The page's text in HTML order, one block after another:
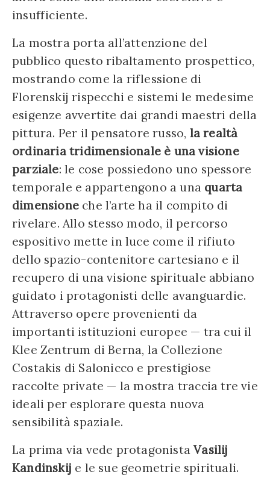
insufficiente.
La mostra porta all’attenzione del
pubblico questo ribaltamento prospettico,
mostrando come la riflessione di
Florenskij rispecchi e sistemi le medesime
esigenze avvertite dai grandi maestri della
pittura. Per il pensatore russo, la realtà
ordinaria tridimensionale è una visione
parziale: le cose possiedono uno spessore
temporale e appartengono a una quarta
dimensione che l’arte ha il compito di
rivelare. Allo stesso modo, il percorso
espositivo mette in luce come il rifiuto
dello spazio-contenitore cartesiano e il
recupero di una visione spirituale abbiano
guidato i protagonisti delle avanguardie.
Attraverso opere provenienti da
importanti istituzioni europee — tra cui il
Klee Zentrum di Berna, la Collezione
Costakis di Salonicco e prestigiose
raccolte private — la mostra traccia tre vie
ideali per esplorare questa nuova
sensibilità spaziale.
La prima via vede protagonistaVasilij
Kandinskij e le sue geometrie spirituali.